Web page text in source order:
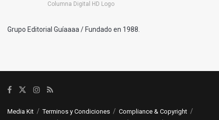
Columna Digital HD Logo
Grupo Editorial Guíaaaa / Fundado en 1988.
Media Kit Terminos y Condiciones
Compliance & Copyright